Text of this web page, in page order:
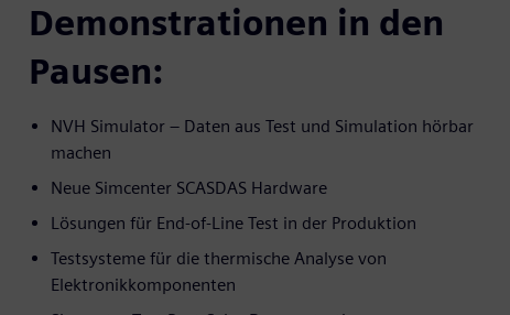
Demonstrationen in den
Pausen:
NVH Simulator – Daten aus Test und Simulation hörbar
machen
Neue Simcenter SCASDAS Hardware
Lösungen für End-of-Line Test in der Produktion
Testsysteme für die thermische Analyse von
Elektronikkomponenten